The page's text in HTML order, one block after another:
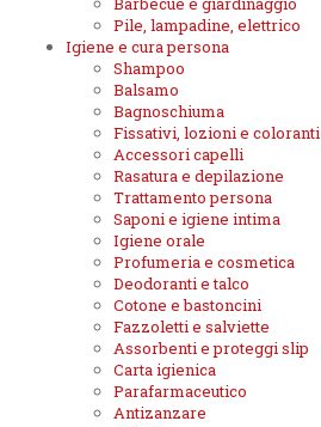
Pile, lampadine, elettrico
Igiene e cura persona
Shampoo
Balsamo
Bagnoschiuma
Fissativi, lozioni e coloranti
Accessori capelli
Rasatura e depilazione
Trattamento persona
Saponi e igiene intima
Igiene orale
Profumeria e cosmetica
Deodoranti e talco
Cotone e bastoncini
Fazzoletti e salviette
Assorbenti e proteggi slip
Carta igienica
Parafarmaceutico
Antizanzare